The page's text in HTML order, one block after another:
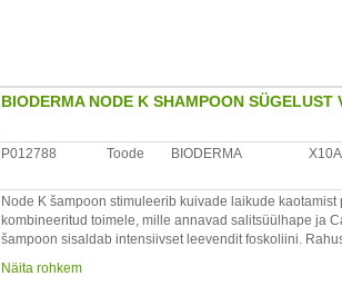
Päritolumaa: Prantsusmaa
BIODERMA NODE K SHAMPOON SÜGELUST
P012788 Toode BIODERMA
Node K šampoon stimuleerib kuivade laikude
kombineeritud toimele, mille annavad salitsüülhape ja
šampoon sisaldab intensiivset leevendit foskoliini.
Node K šampoon jätab juuksed läikivaks, nõtkeks ja
Näita rohkem